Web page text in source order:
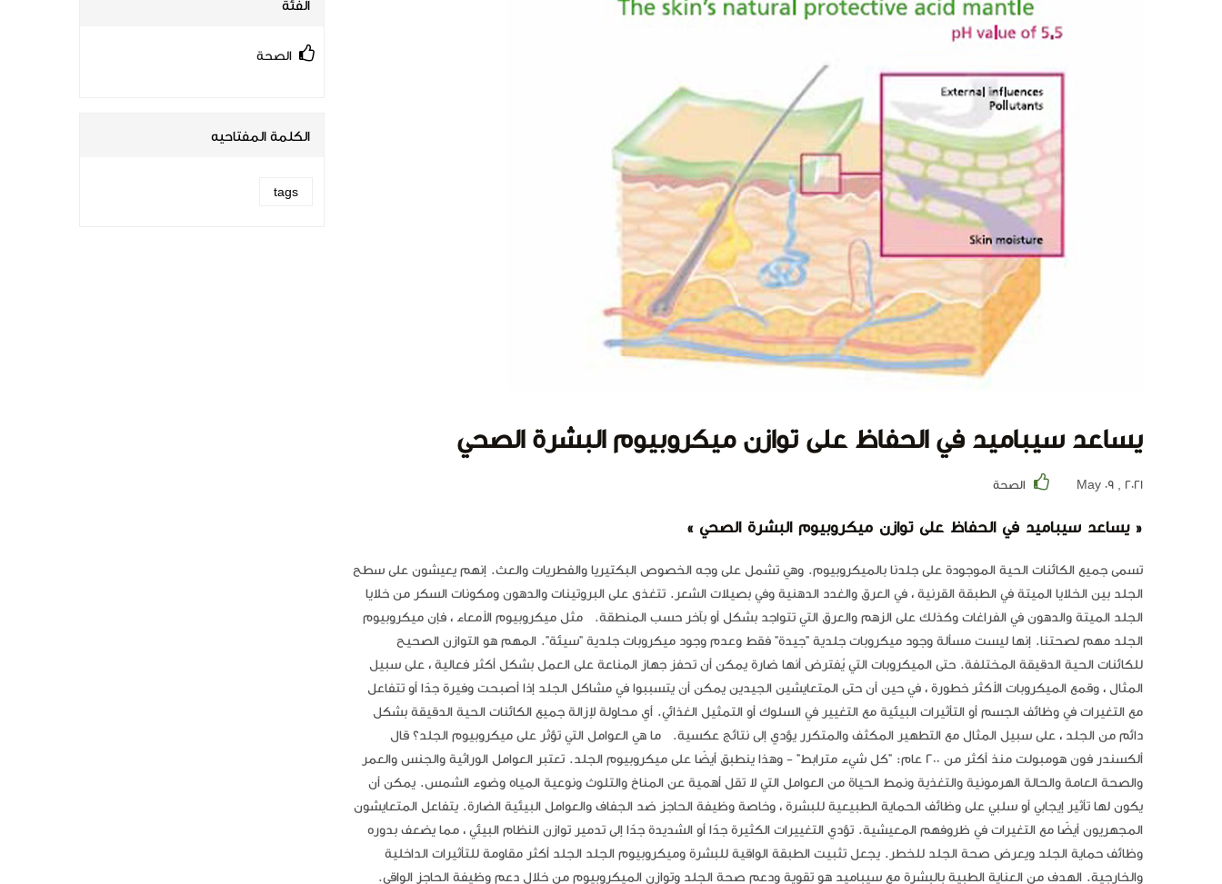
يساعد سيباميد في الحفاظ على توازن ميكروبيوم البشرة الصحي
May 09 , 2021 الصحة
« يساعد سيباميد في الحفاظ على توازن ميكروبيوم البشرة الصحي »
تسمى جميع الكائنات الحية الموجودة على جلدنا بالميكروبيوم. وهي تشمل على وجه الخصوص البكتيريا والفطريات والعث. إنهم يعيشون على سطح
الجلد بين الخلايا الميتة في الطبقة القرنية ، في العرق والغدد الدهنية وفي بصيلات الشعر. تتغذى على البروتينات والدهون ومكونات السكر من خلايا
الجلد الميتة والدهون في الفراغات وكذلك على الزهم والعرق التي تتواجد بشكل أو بآخر حسب المنطقة. مثل ميكروبيوم الأمعاء ، فإن ميكروبيوم
الجلد مهم لصحتنا. إنها ليست مسألة وجود ميكروبات جلدية "جيدة" فقط وعدم وجود ميكروبات جلدية "سيئة". المهم هو التوازن الصحيح
للكائنات الحية الدقيقة المختلفة. حتى الميكروبات التي يُفترض أنها ضارة يمكن أن تحفز جهاز المناعة على العمل بشكل أكثر فعالية ، على سبيل
المثال ، وقمع الميكروبات الأكثر خطورة ، في حين أن حتى المتعايشين الجيدين يمكن أن يتسببوا في مشاكل الجلد إذا أصبحت وفيرة جدًا أو تتفاعل
مع التغيرات في وظائف الجسم أو التأثيرات البيئية مع التغيير في السلوك أو التمثيل الغذائي. أي محاولة لإزالة جميع الكائنات الحية الدقيقة بشكل
دائم من الجلد ، على سبيل المثال مع التطهير المكثف والمتكرر يؤدي إلى نتائج عكسية. ما هي العوامل التي تؤثر على ميكروبيوم الجلد؟ قال
ألكسندر فون هومبولت منذ أكثر من 200 عام: "كل شيء مترابط" - وهذا ينطبق أيضًا على ميكروبيوم الجلد. تعتبر العوامل الوراثية والجنس والعمر
والصحة العامة والحالة الهرمونية والتغذية ونمط الحياة من العوامل التي لا تقل أهمية عن المناخ والتلوث ونوعية المياه وضوء الشمس. يمكن أن
يكون لها تأثير إيجابي أو سلبي على وظائف الحماية الطبيعية للبشرة ، وخاصة وظيفة الحاجز ضد الجفاف والعوامل البيئية الضارة. يتفاعل المتعايشون
المجهريون أيضًا مع التغيرات في ظروفهم المعيشية. تؤدي التغييرات الكثيرة جدًا أو الشديدة جدًا إلى تدمير توازن النظام البيئي ، مما يضعف بدوره
وظائف حماية الجلد ويعرض صحة الجلد للخطر. يجعل تثبيت الطبقة الواقية للبشرة وميكروبيوم الجلد الجلد أكثر مقاومة للتأثيرات الداخلية
والخارجية. الهدف من العناية الطبية بالبشرة مع سيباميد هو تقوية ودعم صحة الجلد وتوازن الميكروبيوم من خلال دعم وظيفة الحاجز الواقي.
الفئة
الصحة
الكلمة المفتاحيه
tags